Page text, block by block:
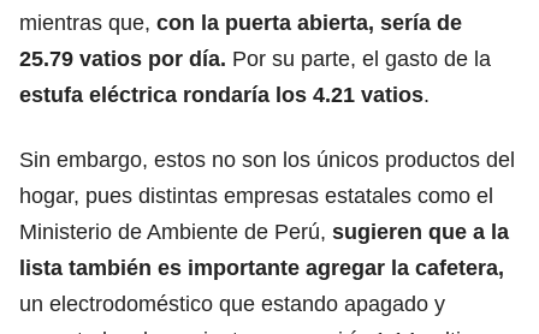
mientras que, con la puerta abierta, sería de
25.79 vatios por día. Por su parte, el gasto de la
estufa eléctrica rondaría los 4.21 vatios.
Sin embargo, estos no son los únicos productos del
hogar, pues distintas empresas estatales como el
Ministerio de Ambiente de Perú, sugieren que a la
lista también es importante agregar la cafetera,
un electrodoméstico que estando apagado y